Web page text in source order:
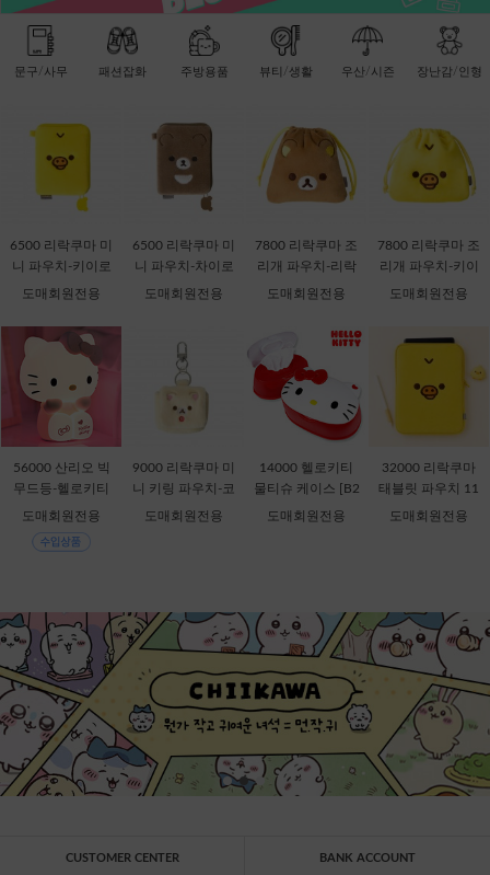
문구/사무 패션잡화 주방용품 뷰티/생활 우산/시즌 장난감/인형
6500 리락쿠마 미
니 파우치-키이로
이토리 [C2-06871
도매회원전용
6500 리락쿠마 미
니 파우치-차이로
이코구마 [C2-068
도매회원전용
7800 리락쿠마 조
리개 파우치-리락
쿠마 [C2-068735]
도매회원전용
7800 리락쿠마 조
리개 파우치-키이
로이토리 [C2-068
도매회원전용
56000 산리오 빅
무드등-헬로키티
[C1-315167]
도매회원전용
9000 리락쿠마 미
니 키링 파우치-코
리락쿠마 [C2-069
도매회원전용
14000 헬로키티
물티슈 케이스 [B2
-378816]
도매회원전용
32000 리락쿠마
태블릿 파우치 11
인치-키이로이토
도매회원전용
CUSTOMER CENTER BANK ACCOUNT